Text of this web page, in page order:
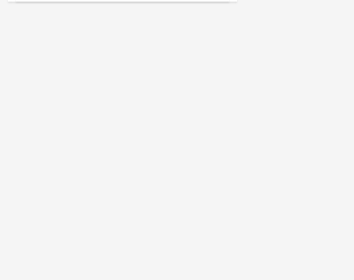
КРУИЗЫ: